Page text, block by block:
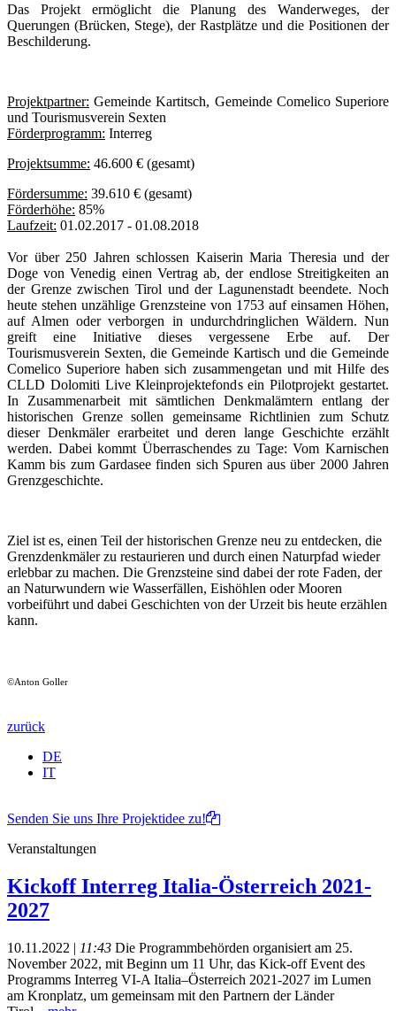
Das Projekt ermöglicht die Planung des Wanderweges, der
Querungen (Brücken, Stege), der Rastplätze und die Positionen der
Beschilderung.
Projektpartner: Gemeinde Kartitsch, Gemeinde Comelico Superiore
und Tourismusverein Sexten
Förderprogramm: Interreg
Projektsumme: 46.600 € (gesamt)
Fördersumme: 39.610 € (gesamt)
Förderhöhe: 85%
Laufzeit: 01.02.2017 - 01.08.2018
Vor über 250 Jahren schlossen Kaiserin Maria Theresia und der
Doge von Venedig einen Vertrag ab, der endlose Streitigkeiten an
der Grenze zwischen Tirol und der Lagunenstadt beendete. Noch
heute stehen unzählige Grenzsteine von 1753 auf einsamen Höhen,
auf Almen oder verborgen in undurchdringlichen Wäldern. Nun
greift eine Initiative dieses vergessene Erbe auf. Der
Tourismusverein Sexten, die Gemeinde Kartisch und die Gemeinde
Comelico Superiore haben sich zusammengetan und mit Hilfe des
CLLD Dolomiti Live Kleinprojektefonds ein Pilotprojekt gestartet.
In Zusammenarbeit mit sämtlichen Denkmalämtern entlang der
historischen Grenze sollen gemeinsame Richtlinien zum Schutz
dieser Denkmäler erarbeitet und deren lange Geschichte erzählt
werden. Dabei kommt Überraschendes zu Tage: Vom Karnischen
Kamm bis zum Gardasee finden sich Spuren aus über 2000 Jahren
Grenzgeschichte.
Ziel ist es, einen Teil der historischen Grenze neu zu entdecken, die
Grenzdenkmäler zu restaurieren und durch einen Naturpfad wieder
erlebbar zu machen. Die Grenzsteine sind dabei der rote Faden, der
an Naturwundern wie Wasserfällen, Eishöhlen oder Mooren
vorbeiführt und dabei Geschichten von der Urzeit bis heute erzählen
kann.
©Anton Goller
zurück
DE
IT
Senden Sie uns Ihre Projektidee zu!
Veranstaltungen
Kickoff Interreg Italia-Österreich 2021-
2027
10.11.2022 | 11:43 Die Programmbehörden organisiert am 25.
November 2022, mit Beginn um 11 Uhr, das Kick-off Event des
Programms Interreg VI-A Italia–Österreich 2021-2027 im Lumen
am Kronplatz, um gemeinsam mit den Partnern der Länder